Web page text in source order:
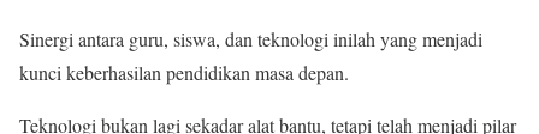
Sinergi antara guru, siswa, dan teknologi inilah yang menjadi
kunci keberhasilan pendidikan masa depan.
Teknologi bukan lagi sekadar alat bantu, tetapi telah menjadi pilar